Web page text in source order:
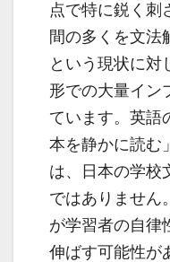
点で特に鋭く刺
間の多くを文法
という現状に対
形での大量イン
ています。英語
本を静かに読む
は、日本の学校
ではありません
が学習者の自律
伸ばす可能性が